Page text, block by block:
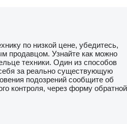
по низкой цене, убедитесь,
продавцом. Узнайте как можно
техники. Один из способов
за реально существующую
подозрений сообщите об
контроля, через форму обратной